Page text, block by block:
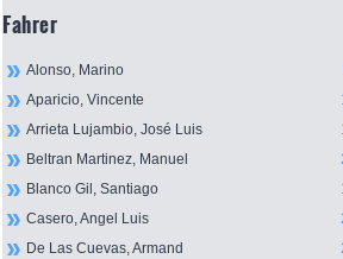
Fahrer
Alonso, Marino
Aparicio, Vincente
Arrieta Lujambio, José Luis
Beltran Martinez, Manuel
Blanco Gil, Santiago
Casero, Angel Luis
De Las Cuevas, Armand